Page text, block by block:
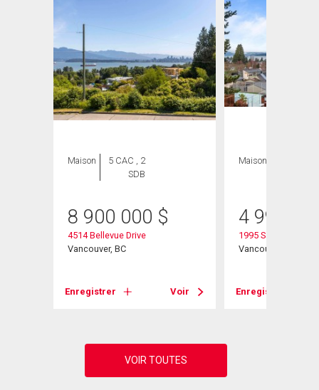
Maison
5 CAC , 2
SDB
8 900 000 $
4514 Bellevue Drive
Vancouver, BC
Enregistrer Voir
Maison
4 998
1995 Sasamat
Vancouver, BC
Enregistrer